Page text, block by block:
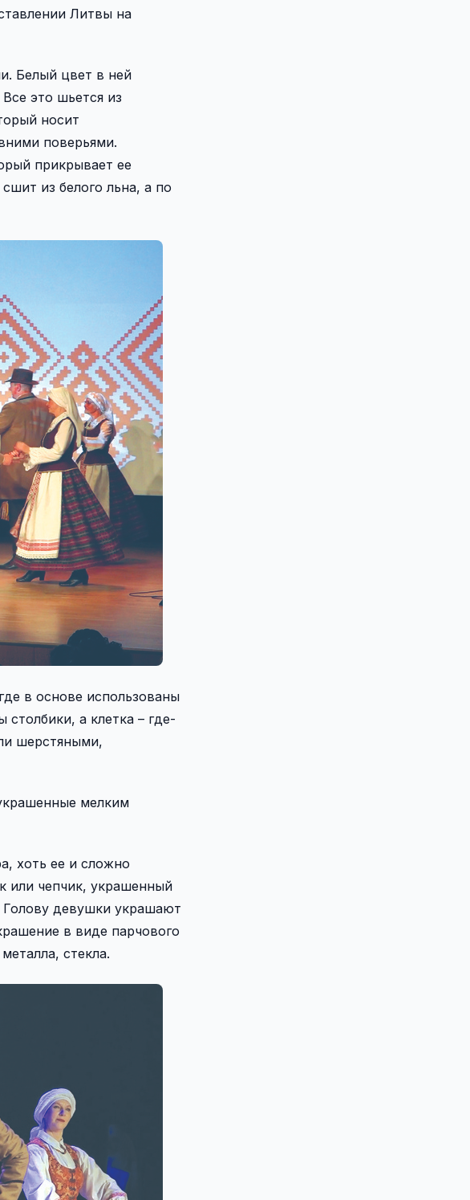
Литвы на
Белый цвет в ней
это шьется из
носит
поверьями.
прикрывает ее
из белого льна, а по
в основе использованы
а клетка – где-
шерстяными,
мелким
хоть ее и сложно
или чепчик, украшенный
Голову девушки украшают
в виде парчового
стекла.